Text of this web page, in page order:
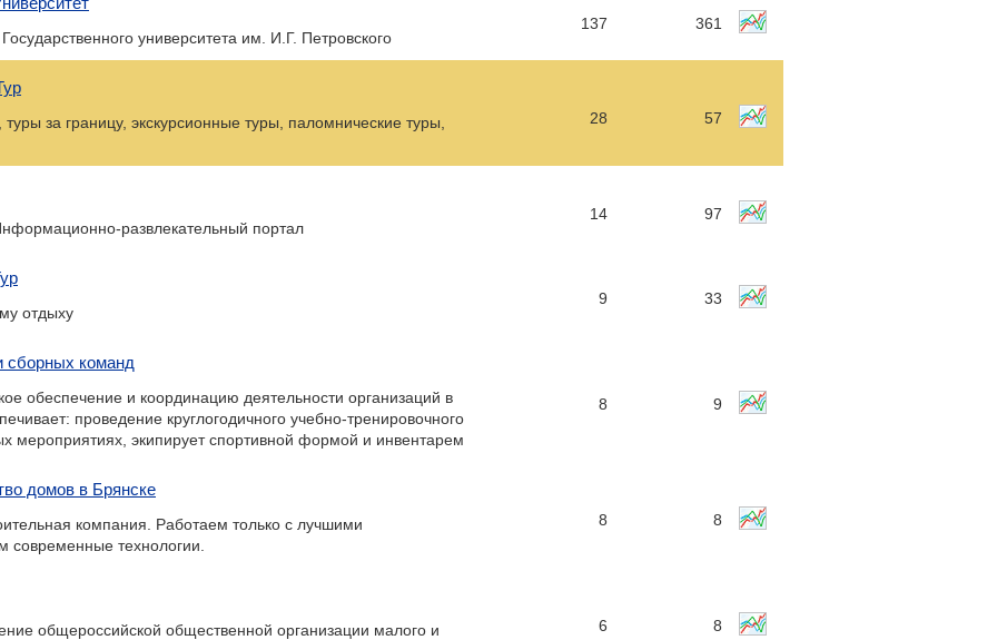
университета им. И.Г. Петровского
137 361
за границу, экскурсионные туры, паломнические туры, 28 57
развлекательный портал
14 97
отдыху
9 33
сборных команд
обеспечение и координацию деятельности организаций в
проведение круглогодичного учебно-тренировочного
мероприятиях, экипирует спортивной формой и инвентарем
8 9
домов в Брянске
компания. Работаем только с лучшими
современные технологии.
8 8
общероссийской общественной организации малого и
6 8